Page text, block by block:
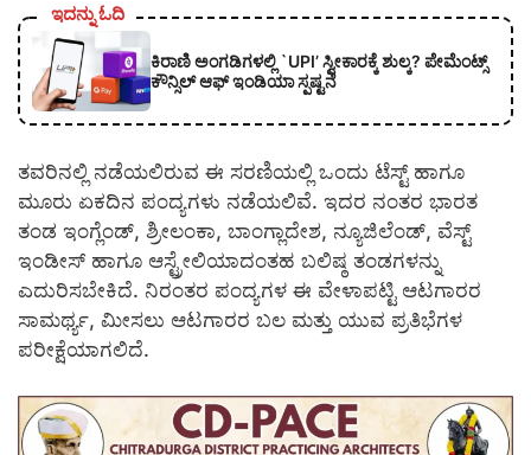
ಇದನ್ನು ಓದಿ
ಕಿರಾಣಿ ಅಂಗಡಿಗಳಲ್ಲಿ `UPI’ ಸ್ವೀಕಾರಕ್ಕೆ ಶುಲ್ಕ? ಪೇಮೆಂಟ್ಸ್
ಕೌನ್ಸಿಲ್ ಆಫ್ ಇಂಡಿಯಾ ಸ್ಪಷ್ಟನೆ
ತವರಿನಲ್ಲಿ ನಡೆಯಲಿರುವ ಈ ಸರಣಿಯಲ್ಲಿ ಒಂದು ಟೆಸ್ಟ್ ಹಾಗೂ
ಮೂರು ಏಕದಿನ ಪಂದ್ಯಗಳು ನಡೆಯಲಿವೆ. ಇದರ ನಂತರ ಭಾರತ
ತಂಡ ಇಂಗ್ಲೆಂಡ್, ಶ್ರೀಲಂಕಾ, ಬಾಂಗ್ಲಾದೇಶ, ನ್ಯೂಜಿಲೆಂಡ್, ವೆಸ್ಟ್
ಇಂಡೀಸ್ ಹಾಗೂ ಆಸ್ಟ್ರೇಲಿಯಾದಂತಹ ಬಲಿಷ್ಠ ತಂಡಗಳನ್ನು
ಎದುರಿಸಬೇಕಿದೆ. ನಿರಂತರ ಪಂದ್ಯಗಳ ಈ ವೇಳಾಪಟ್ಟಿ ಆಟಗಾರರ
ಸಾಮರ್ಥ್ಯ, ಮೀಸಲು ಆಟಗಾರರ ಬಲ ಮತ್ತು ಯುವ ಪ್ರತಿಭೆಗಳ
ಪರೀಕ್ಷೆಯಾಗಲಿದೆ.